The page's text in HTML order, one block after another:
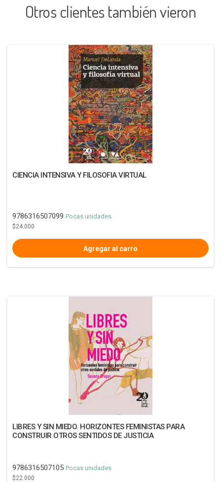
Otros clientes también vieron
CIENCIA INTENSIVA Y FILOSOFIA VIRTUAL
9786316507099 Pocas unidades
$24.000
LIBRES Y SIN MIEDO. HORIZONTES FEMINISTAS PARA
CONSTRUIR OTROS SENTIDOS DE JUSTICIA
9786316507105 Pocas unidades
$22.000